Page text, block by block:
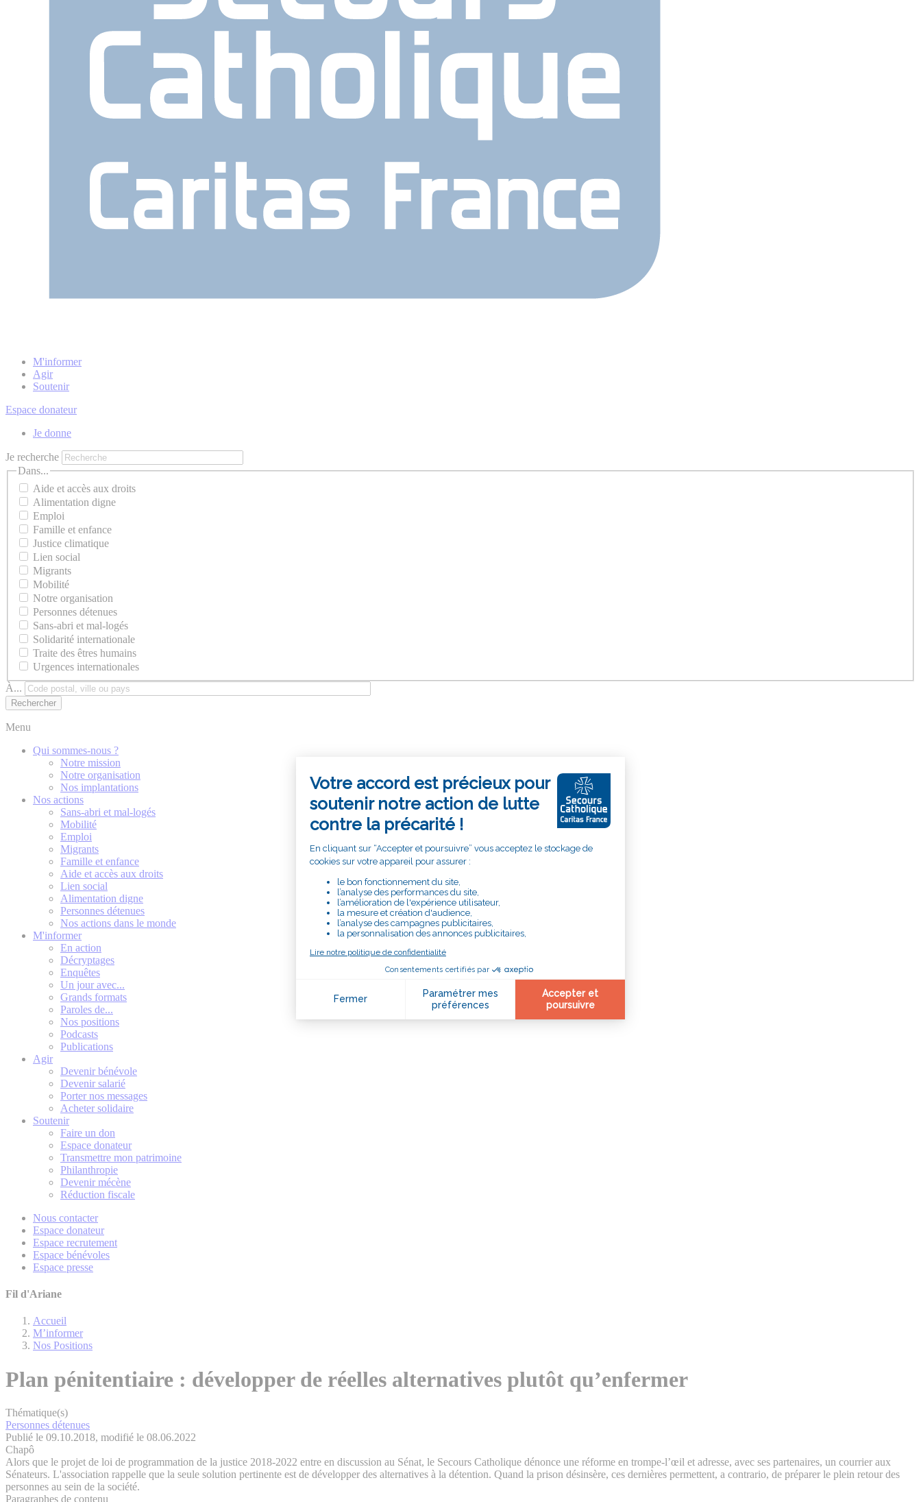
M'informer
Agir
Soutenir
Espace donateur
Je donne
Je recherche
Dans...
Aide et accès aux droits
Alimentation digne
Emploi
Famille et enfance
Justice climatique
Lien social
Migrants
Mobilité
Notre organisation
Personnes détenues
Sans-abri et mal-logés
Solidarité internationale
Traite des êtres humains
Urgences internationales
À...
Menu
Qui sommes-nous ?
Notre mission
Notre organisation
Nos implantations
Nos actions
Sans-abri et mal-logés
Mobilité
Emploi
Migrants
Famille et enfance
Aide et accès aux droits
Lien social
Alimentation digne
Personnes détenues
Nos actions dans le monde
M'informer
En action
Décryptages
Enquêtes
Un jour avec...
Grands formats
Paroles de...
Nos positions
Podcasts
Publications
Agir
Devenir bénévole
Devenir salarié
Porter nos messages
Acheter solidaire
Soutenir
Faire un don
Espace donateur
Transmettre mon patrimoine
Philanthropie
Devenir mécène
Réduction fiscale
Nous contacter
Espace donateur
Espace recrutement
Espace bénévoles
Espace presse
Fil d'Ariane
Accueil
M’informer
Nos Positions
Plan pénitentiaire : développer de réelles alternatives plutôt qu’enfermer
Thématique(s)
Personnes détenues
Publié le 09.10.2018, modifié le 08.06.2022
Chapô
Alors que le projet de loi de programmation de la justice 2018-2022 entre en discussion au Sénat, le Secours Catholique dénonce une réforme en trompe-l’œil et adresse, avec ses partenaires, un courrier aux
Sénateurs. L'association rappelle que la seule solution pertinente est de développer des alternatives à la détention. Quand la prison désinsère, ces dernières permettent, a contrario, de préparer le plein retour des
personnes au sein de la société.
Paragraphes de contenu